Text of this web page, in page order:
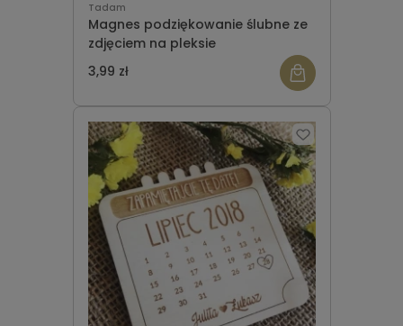
Tadam
Magnes podziękowanie ślubne ze
zdjęciem na pleksie
3,99 zł